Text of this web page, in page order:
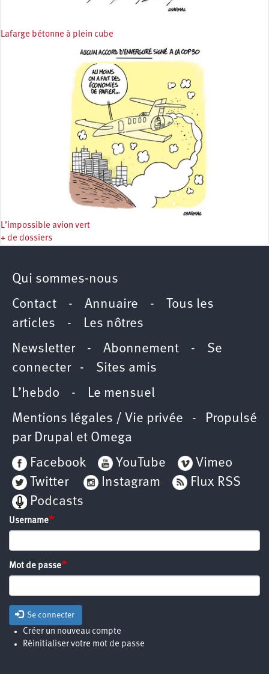
Lafarge bétonne à plein cube
L’impossible avion vert
+ de dossiers
Qui sommes-nous
Contact - Annuaire -
Tous les
articles - Les nôtres
Newsletter- Abonnement - Se
connecter- Sites amis
L’hebdo - Le mensuel
Mentions légales / Vie privée - Propulsé
par Drupal et Omega
Facebook
YouTube
Vimeo
Twitter
Instagram
Flux RSS
Podcasts
Username
Mot de passe
Se connecter
Créer un nouveau compte
Réinitialiser votre mot de passe